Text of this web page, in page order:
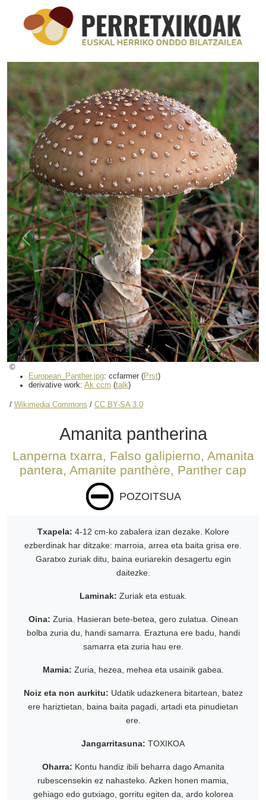
©
European_Panther.jpg: ccfarmer (Prst)
derivative work: Ak ccm (talk)
/ Wikimedia Commons / CC BY-SA 3.0
Previous Next
Amanita pantherina
Lanperna txarra, Falso galipierno, Amanita
pantera, Amanite panthère, Panther cap
POZOITSUA
Txapela: 4-12 cm-ko zabalera izan dezake. Kolore
ezberdinak har ditzake: marroia, arrea eta baita grisa ere.
Garatxo zuriak ditu, baina euriarekin desagertu egin
daitezke.
Laminak: Zuriak eta estuak.
Oina: Zuria. Hasieran bete-betea, gero zulatua. Oinean
bolba zuria du, handi samarra. Eraztuna ere badu, handi
samarra eta zuria hau ere.
Mamia: Zuria, hezea, mehea eta usainik gabea.
Noiz eta non aurkitu: Udatik udazkenera bitartean, batez
ere hariztietan, baina baita pagadi, artadi eta pinudietan
ere.
Jangarritasuna: TOXIKOA
Oharra: Kontu handiz ibili beharra dago Amanita
rubescensekin ez nahasteko. Azken honen mamia,
gehiago edo gutxiago, gorritu egiten da, ardo kolorea